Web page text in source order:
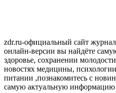
zdr.ru-официальный сайт
онлайн-версии вы найдёте
здоровье, сохранении
новостях медицины,
питании ,познакомитесь с
самую актуальную информацию